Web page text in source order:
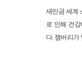
새만금 세계
로 인해 건
다. 잼버리가